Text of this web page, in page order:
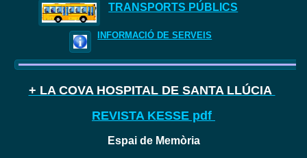
TRANSPORTS PÚBLICS
INFORMACIÓ DE SERVEIS
+ LA COVA HOSPITAL DE SANTA LLÚCIA
REVISTA KESSE pdf
Espai de Memòria